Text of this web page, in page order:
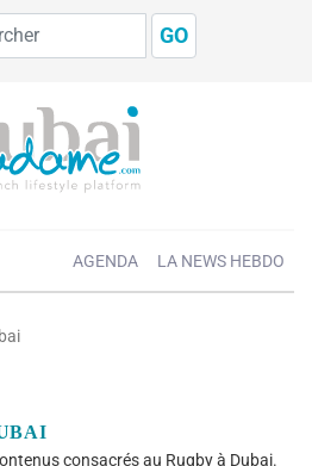
GO
AGENDA LA NEWS HEBDO
consacrés au Rugby à Dubai.